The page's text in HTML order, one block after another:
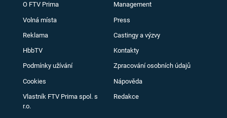
O FTV Prima Management
Volná místa Press
Reklama Castingy a výzvy
HbbTV Kontakty
Podmínky užívání Zpracování osobních údajů
Cookies Nápověda
Vlastník FTV Prima spol. s
r.o.
Redakce